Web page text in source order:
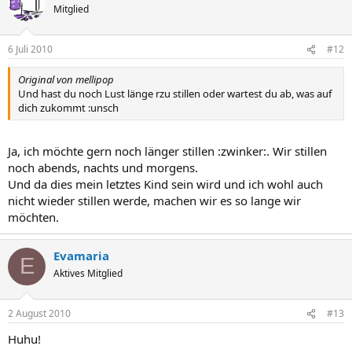
Mitglied
6 Juli 2010 #12
Original von mellipop
Und hast du noch Lust länge rzu stillen oder wartest du ab, was auf
dich zukommt :unsch
Ja, ich möchte gern noch länger stillen :zwinker:. Wir stillen
noch abends, nachts und morgens.
Und da dies mein letztes Kind sein wird und ich wohl auch
nicht wieder stillen werde, machen wir es so lange wir
möchten.
E Evamaria
Aktives Mitglied
2 August 2010 #13
Huhu!